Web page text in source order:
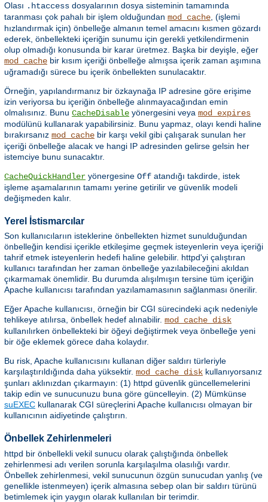
Olası .htaccess dosyalarının dosya sisteminin tamamında
taranması çok pahalı bir işlem olduğundan mod_cache, (işlemi
hızlandırmak için) önbelleğe almanın temel amacını kısmen gözardı
ederek, önbellekteki içeriğin sunumu için gerekli yetkilendirmenin
olup olmadığı konusunda bir karar üretmez. Başka bir deyişle, eğer
mod_cache bir kısım içeriği önbelleğe almışsa içerik zaman aşımına
uğramadığı sürece bu içerik önbellekten sunulacaktır.
Örneğin, yapılandırmanız bir özkaynağa IP adresine göre erişime
izin veriyorsa bu içeriğin önbelleğe alınmayacağından emin
olmalısınız. Bunu CacheDisable yönergesini veya mod_expires
modülünü kullanarak yapabilirsiniz. Bunu yapmaz, olayı kendi haline
bırakırsanız mod_cache bir karşı vekil gibi çalışarak sunulan her
içeriği önbelleğe alacak ve hangi IP adresinden gelirse gelsin her
istemciye bunu sunacaktır.
CacheQuickHandler yönergesine Off atandığı takdirde, istek
işleme aşamalarının tamamı yerine getirilir ve güvenlik modeli
değişmeden kalır.
Yerel İstismarcılar
Son kullanıcılarıın isteklerine önbellekten hizmet sunulduğundan
önbelleğin kendisi içerikle etkileşime geçmek isteyenlerin veya içeriği
tahrif etmek isteyenlerin hedefi haline gelebilir. httpd'yi çalıştıran
kullanıcı tarafından her zaman önbelleğe yazılabileceğini akıldan
çıkarmamak önemlidir. Bu durumda alışılmışın tersine tüm içeriğin
Apache kullanıcısı tarafından yazılamamasının sağlanması önerilir.
Eğer Apache kullanıcısı, örneğin bir CGI sürecindeki açık nedeniyle
tehlikeye atılırsa, önbellek hedef alınabilir. mod_cache_disk
kullanılırken önbellekteki bir öğeyi değiştirmek veya önbelleğe yeni
bir öğe eklemek görece daha kolaydır.
Bu risk, Apache kullanıcısını kullanan diğer saldırı türleriyle
karşılaştırıldığında daha yüksektir. mod_cache_disk kullanıyorsanız
şunları aklınızdan çıkarmayın: (1) httpd güvenlik güncellemelerini
takip edin ve sunucunuzu buna göre güncelleyin. (2) Mümkünse
suEXEC kullanarak CGI süreçlerini Apache kullanıcısı olmayan bir
kullanıcının aidiyetinde çalıştırın.
Önbellek Zehirlenmeleri
httpd bir önbellekli vekil sunucu olarak çalıştığında önbellek
zehirlenmesi adı verilen sorunla karşılaşılma olasılığı vardır.
Önbellek zehirlenmesi, vekil sunucunun özgün sunucudan yanlış (ve
genellikle istenmeyen) içerik almasına sebep olan bir saldırı türünü
betimlemek için yaygın olarak kullanılan bir terimdir.